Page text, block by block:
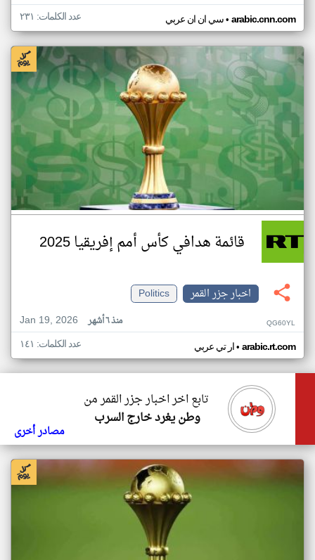
سي ان ان عربي• arabic.cnn.com عدد الكلمات: ٢٣١
قائمة هدافي كأس أمم إفريقيا 2025
اخبار جزر القمر
Politics
Jan 19, 2026
منذ ٦ أشهر QG60YL
ار تي عربي• arabic.rt.com عدد الكلمات: ١٤١
تابع اخر اخبار جزر القمر من
وطن يغرد خارج السرب
مصادر أخرى